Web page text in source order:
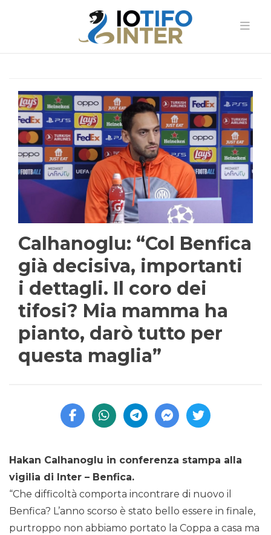
Calhanoglu: “Col Benfica
già decisiva, importanti
i dettagli. Il coro dei
tifosi? Mia mamma ha
pianto, darò tutto per
questa maglia”
Hakan Calhanoglu in conferenza stampa alla
vigilia di Inter – Benfica.
“Che difficoltà comporta incontrare di nuovo il
Benfica? L’anno scorso è stato bello essere in finale,
purtroppo non abbiamo portato la Coppa a casa ma